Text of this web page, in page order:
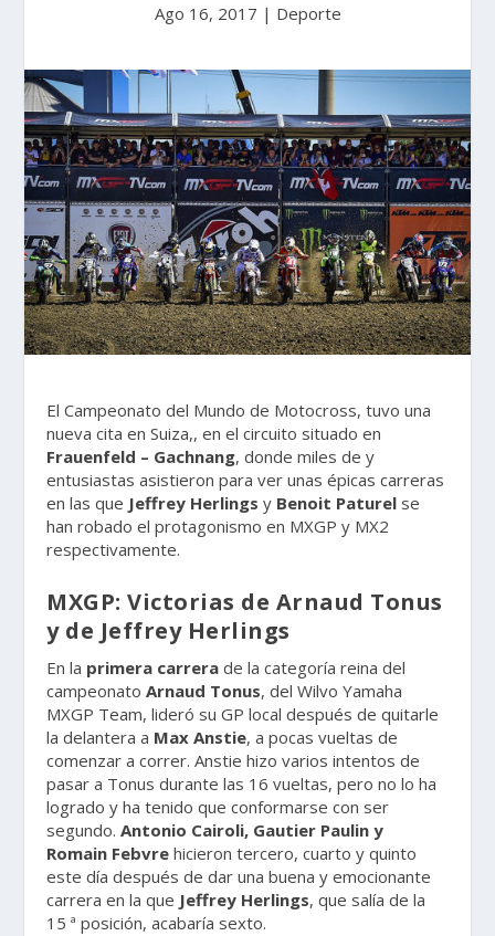
Ago 16, 2017 | Deporte
El Campeonato del Mundo de Motocross, tuvo una
nueva cita en Suiza,, en el circuito situado en
Frauenfeld – Gachnang, donde miles de y
entusiastas asistieron para ver unas épicas carreras
en las que Jeffrey Herlings y Benoit Paturel se
han robado el protagonismo en MXGP y MX2
respectivamente.
MXGP: Victorias de Arnaud Tonus
y de Jeffrey Herlings
En la primera carrera de la categoría reina del
campeonato Arnaud Tonus, del Wilvo Yamaha
MXGP Team, lideró su GP local después de quitarle
la delantera a Max Anstie, a pocas vueltas de
comenzar a correr. Anstie hizo varios intentos de
pasar a Tonus durante las 16 vueltas, pero no lo ha
logrado y ha tenido que conformarse con ser
segundo.Antonio Cairoli, Gautier Paulin y
Romain Febvre hicieron tercero, cuarto y quinto
este día después de dar una buena y emocionante
carrera en la que Jeffrey Herlings, que salía de la
15 ª posición, acabaría sexto.